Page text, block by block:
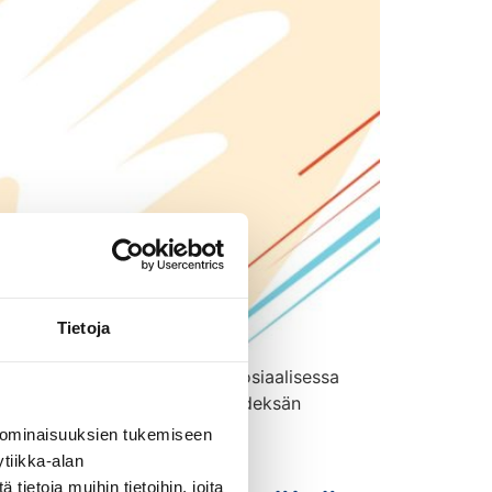
Tietoja
tukemiseen
alan
tietoja muihin tietoihin, joita
esiin jakamalla kiitoksia sosiaalisessa
ja Euroopassa noin yhdeksän
vieläpä ilman korvausta